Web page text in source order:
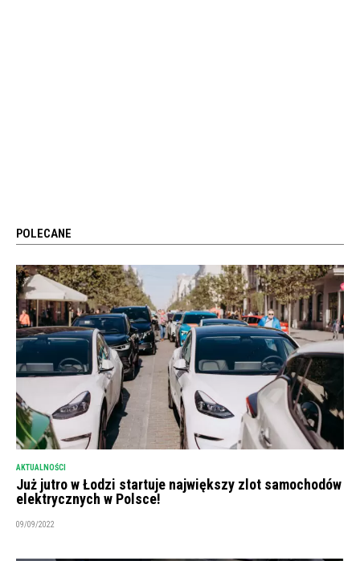
POLECANE
AKTUALNOŚCI
Już jutro w Łodzi startuje największy zlot samochodów
elektrycznych w Polsce!
09/09/2022